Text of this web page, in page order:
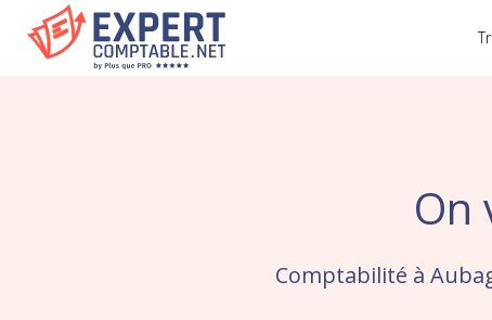
On
Comptabilité à